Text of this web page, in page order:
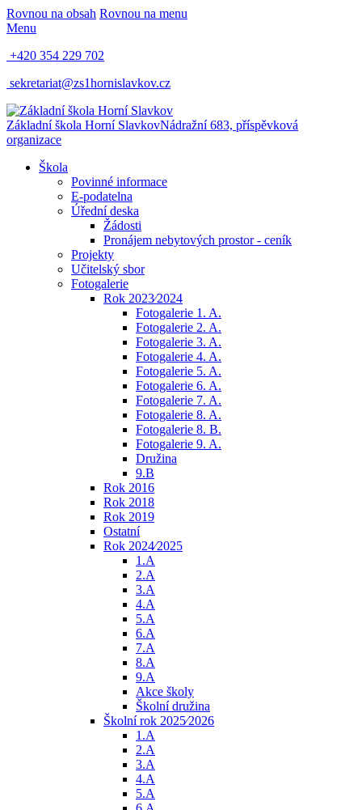
Rovnou na obsah Rovnou na menu
Menu
+420 354 229 702
sekretariat@zs1hornislavkov.cz
Základní škola Horní SlavkovNádražní 683, příspěvková
organizace
Škola
Povinné informace
E-podatelna
Úřední deska
Žádosti
Pronájem nebytových prostor - ceník
Projekty
Učitelský sbor
Fotogalerie
Rok 2023⁄2024
Fotogalerie 1. A.
Fotogalerie 2. A.
Fotogalerie 3. A.
Fotogalerie 4. A.
Fotogalerie 5. A.
Fotogalerie 6. A.
Fotogalerie 7. A.
Fotogalerie 8. A.
Fotogalerie 8. B.
Fotogalerie 9. A.
Družina
9.B
Rok 2016
Rok 2018
Rok 2019
Ostatní
Rok 2024⁄2025
1.A
2.A
3.A
4.A
5.A
6.A
7.A
8.A
9.A
Akce školy
Školní družina
Školní rok 2025⁄2026
1.A
2.A
3.A
4.A
5.A